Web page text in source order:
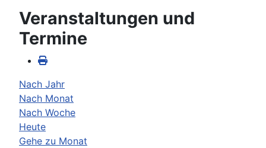
Veranstaltungen und
Termine
Nach Jahr
Nach Monat
Nach Woche
Heute
Gehe zu Monat